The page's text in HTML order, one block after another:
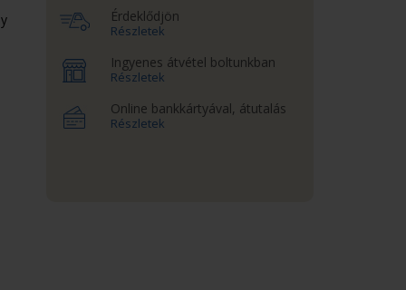
Érdeklődjön
Részletek
Ingyenes átvétel boltunkban
Részletek
Online bankkártyával, átutalás
Részletek